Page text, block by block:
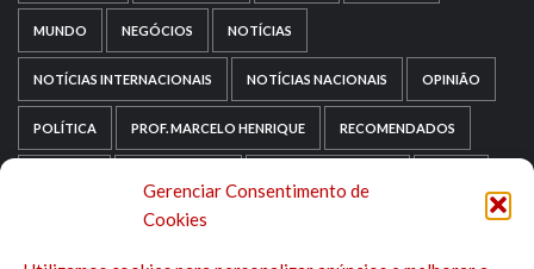
Gerenciar Consentimento de
Cookies
MUNDO NEGÓCIOS NOTÍCIAS
NOTÍCIAS INTERNACIONAIS NOTÍCIAS NACIONAIS OPINIÃO
POLÍTICA PROF. MARCELO HENRIQUE RECOMENDADOS
SEM CATEGORIA